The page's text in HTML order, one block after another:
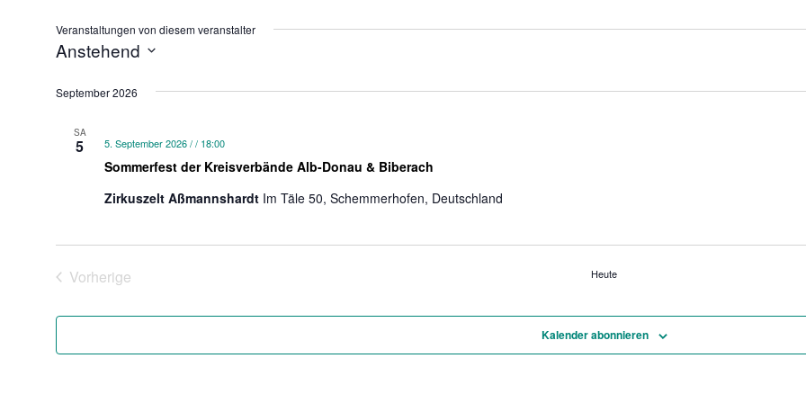
Veranstaltungen von diesem veranstalter
Anstehend
wählen.
September 2026
SA
5
Sommerfest der Kreisverbände Alb-Donau & Biberach
5. September 2026 / / 18:00
Zirkuszelt Aßmannshardt Im Täle 50, Schemmerhofen, Deutschland
Vorherige
Heute
Kalender abonnieren